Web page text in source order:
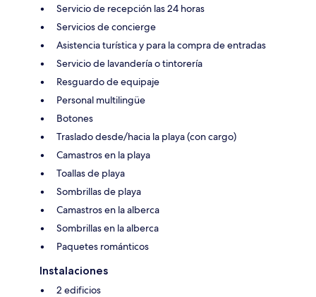
Servicio de recepción las 24 horas
Servicios de concierge
Asistencia turística y para la compra de entradas
Servicio de lavandería o tintorería
Resguardo de equipaje
Personal multilingüe
Botones
Traslado desde/hacia la playa (con cargo)
Camastros en la playa
Toallas de playa
Sombrillas de playa
Camastros en la alberca
Sombrillas en la alberca
Paquetes románticos
Instalaciones
2 edificios